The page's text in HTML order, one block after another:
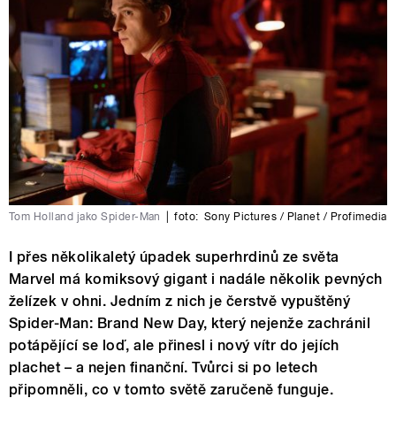
Tom Holland jako Spider-Man foto: Sony Pictures / Planet / Profimedia
I přes několikaletý úpadek superhrdinů ze světa
Marvel má komiksový gigant i nadále několik pevných
želízek v ohni. Jedním z nich je čerstvě vypuštěný
Spider-Man: Brand New Day, který nejenže zachránil
potápějící se loď, ale přinesl i nový vítr do jejích
plachet – a nejen finanční. Tvůrci si po letech
připomněli, co v tomto světě zaručeně funguje.